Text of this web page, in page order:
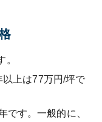
。
上は77万円/坪で
です。一般的に、